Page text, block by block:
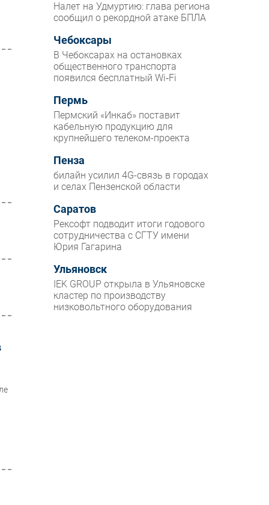
Налет на Удмуртию: глава региона
сообщил о рекордной атаке БПЛА
Чебоксары
В Чебоксарах на остановках
общественного транспорта
появился бесплатный Wi‑Fi
Пермь
Пермский «Инкаб» поставит
кабельную продукцию для
крупнейшего телеком-проекта
Пенза
билайн усилил 4G-связь в городах
и селах Пензенской области
Саратов
Рексофт подводит итоги годового
сотрудничества с СГТУ имени
Юрия Гагарина
Ульяновск
IEK GROUP открыла в Ульяновске
кластер по производству
низковольтного оборудования